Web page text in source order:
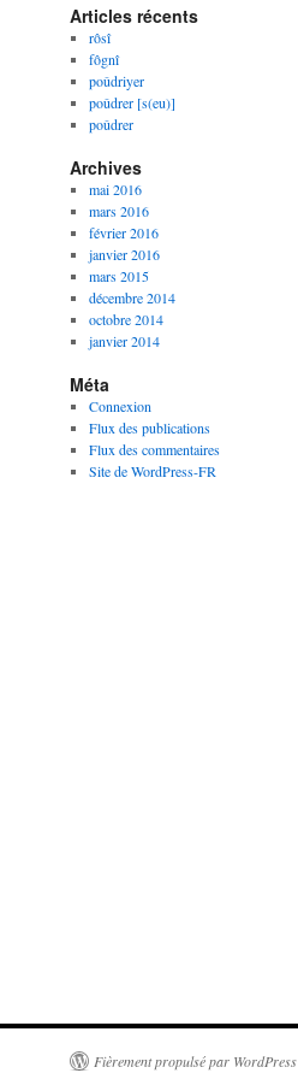
Articles récents
rôsî
fôgnî
poûdriyer
poûdrer [s(eu)]
poûdrer
Archives
mai 2016
mars 2016
février 2016
janvier 2016
mars 2015
décembre 2014
octobre 2014
janvier 2014
Méta
Connexion
Flux des publications
Flux des commentaires
Site de WordPress-FR
Fièrement propulsé par WordPress